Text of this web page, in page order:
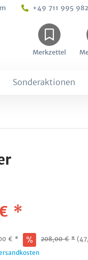
+49 711 995
Merkzettel
Sonderaktionen
*
€ * 208,00€ *